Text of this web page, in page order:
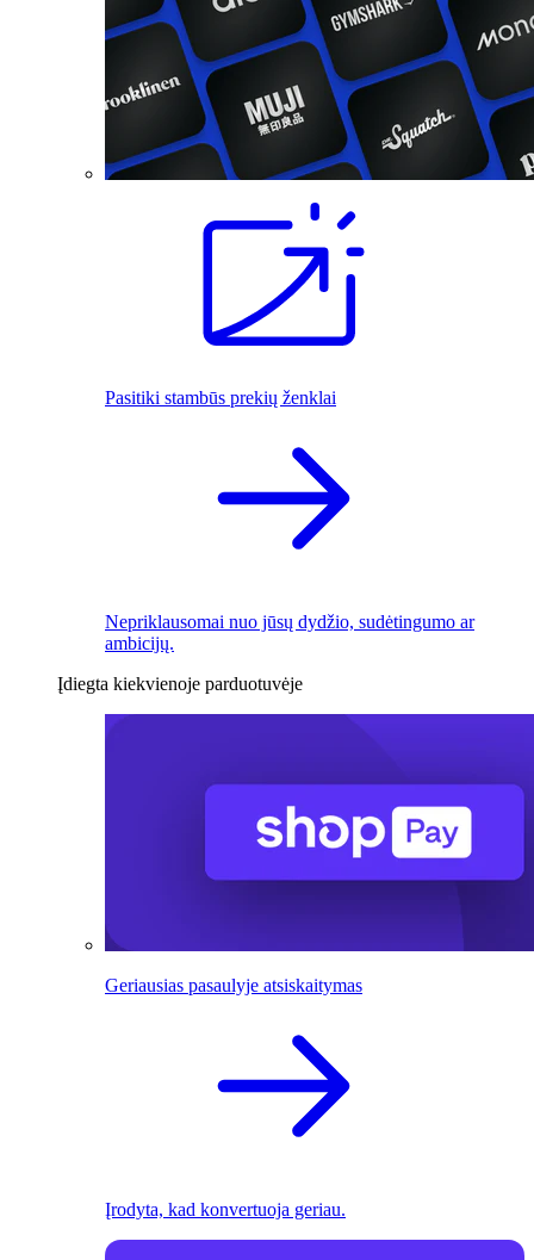
Pasitiki stambūs prekių ženklai
Nepriklausomai nuo jūsų dydžio, sudėtingumo ar
ambicijų.
Įdiegta kiekvienoje parduotuvėje
Geriausias pasaulyje atsiskaitymas
Įrodyta, kad konvertuoja geriau.